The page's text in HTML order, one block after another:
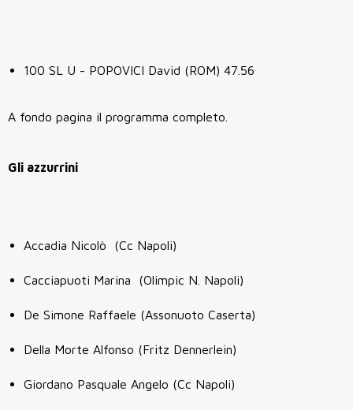
100 SL U - POPOVICI David (ROM) 47.56
A fondo pagina il programma completo.
Gli azzurrini
Accadia Nicolò (Cc Napoli)
Cacciapuoti Marina (Olimpic N. Napoli)
De Simone Raffaele (Assonuoto Caserta)
Della Morte Alfonso (Fritz Dennerlein)
Giordano Pasquale Angelo (Cc Napoli)